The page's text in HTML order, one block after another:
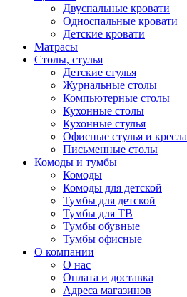
Двуспальные кровати
Односпальные кровати
Детские кровати
Матрасы
Столы, стулья
Детские стулья
Журнальные столы
Компьютерные столы
Кухонные столы
Кухонные стулья
Офисные стулья и кресла
Письменные столы
Комоды и тумбы
Комоды
Комоды для детской
Тумбы для детской
Тумбы для ТВ
Тумбы обувные
Тумбы офисные
О компании
О нас
Оплата и доставка
Адреса магазинов